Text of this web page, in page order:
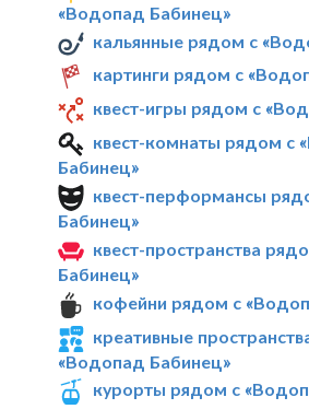
«Водопад Бабинец»
кальянные рядом с
картинги рядом с
квест-игры рядом с
квест-комнаты рядом с
Бабинец»
квест-перформансы
Бабинец»
квест-пространства
Бабинец»
кофейни рядом с
креативные
«Водопад Бабинец»
курорты рядом с